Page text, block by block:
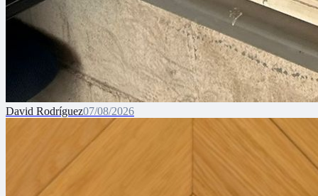
David Rodríguez07/08/2026